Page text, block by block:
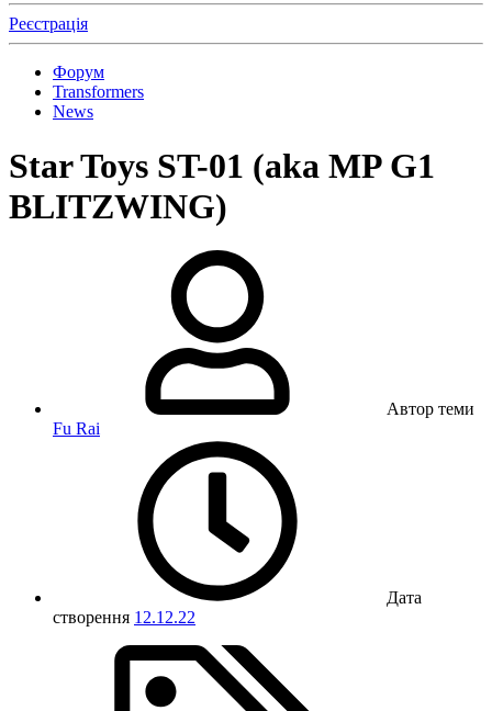
Реєстрація
Форум
Transformers
News
Star Toys ST-01 (aka MP G1
BLITZWING)
Автор теми
Fu Rai
Дата
створення 12.12.22